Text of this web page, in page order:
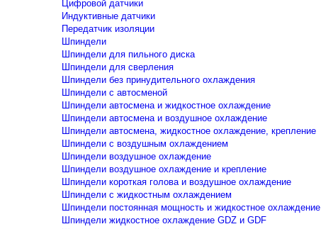
Цифровой датчики
Индуктивные датчики
Передатчик изоляции
Шпиндели
Шпиндели для пильного диска
Шпиндели для сверления
Шпиндели без принудительного охлаждения
Шпиндели с автосменой
Шпиндели автосмена и жидкостное охлаждение
Шпиндели автосмена и воздушное охлаждение
Шпиндели автосмена, жидкостное охлаждение, крепление
Шпиндели с воздушным охлаждением
Шпиндели воздушное охлаждение
Шпиндели воздушное охлаждение и крепление
Шпиндели короткая голова и воздушное охлаждение
Шпиндели с жидкостным охлаждением
Шпиндели постоянная мощность и жидкостное охлаждение
Шпиндели жидкостное охлаждение GDZ и GDF